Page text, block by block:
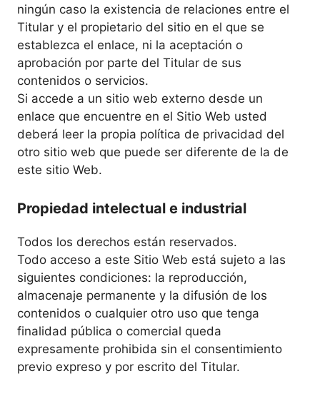
ningún caso la existencia de relaciones entre el
Titular y el propietario del sitio en el que se
establezca el enlace, ni la aceptación o
aprobación por parte del Titular de sus
contenidos o servicios.
Si accede a un sitio web externo desde un
enlace que encuentre en el Sitio Web usted
deberá leer la propia política de privacidad del
otro sitio web que puede ser diferente de la de
este sitio Web.
Propiedad intelectual e industrial
Todos los derechos están reservados.
Todo acceso a este Sitio Web está sujeto a las
siguientes condiciones: la reproducción,
almacenaje permanente y la difusión de los
contenidos o cualquier otro uso que tenga
finalidad pública o comercial queda
expresamente prohibida sin el consentimiento
previo expreso y por escrito del Titular.